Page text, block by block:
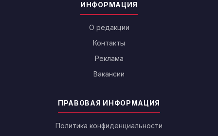
ИНФОРМАЦИЯ
О редакции
Контакты
Реклама
Вакансии
ПРАВОВАЯ ИНФОРМАЦИЯ
Политика конфиденциальности